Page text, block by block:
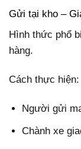
Gửi tại kho –
Hình thức phổ
hàng.
Cách thực hiện:
Người gửi
Chành xe